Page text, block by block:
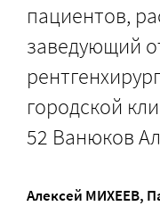
пациентов,
заведующий
городской
52 Ванюков
Алексей МИХЕЕВ,